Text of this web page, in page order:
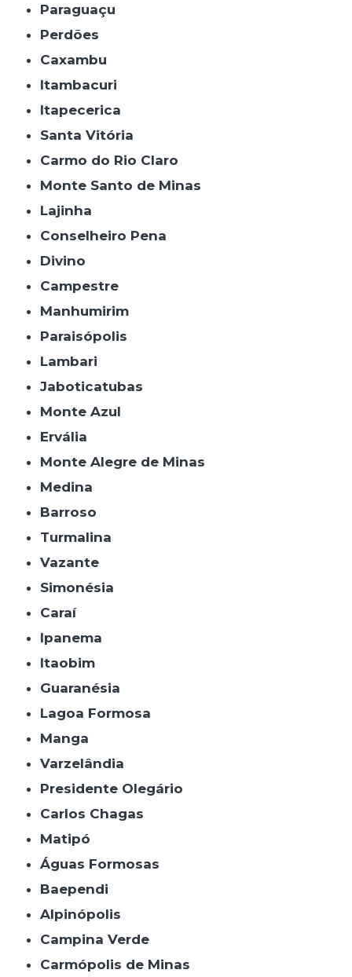
Paraguaçu
Perdões
Caxambu
Itambacuri
Itapecerica
Santa Vitória
Carmo do Rio Claro
Monte Santo de Minas
Lajinha
Conselheiro Pena
Divino
Campestre
Manhumirim
Paraisópolis
Lambari
Jaboticatubas
Monte Azul
Ervália
Monte Alegre de Minas
Medina
Barroso
Turmalina
Vazante
Simonésia
Caraí
Ipanema
Itaobim
Guaranésia
Lagoa Formosa
Manga
Varzelândia
Presidente Olegário
Carlos Chagas
Matipó
Águas Formosas
Baependi
Alpinópolis
Campina Verde
Carmópolis de Minas